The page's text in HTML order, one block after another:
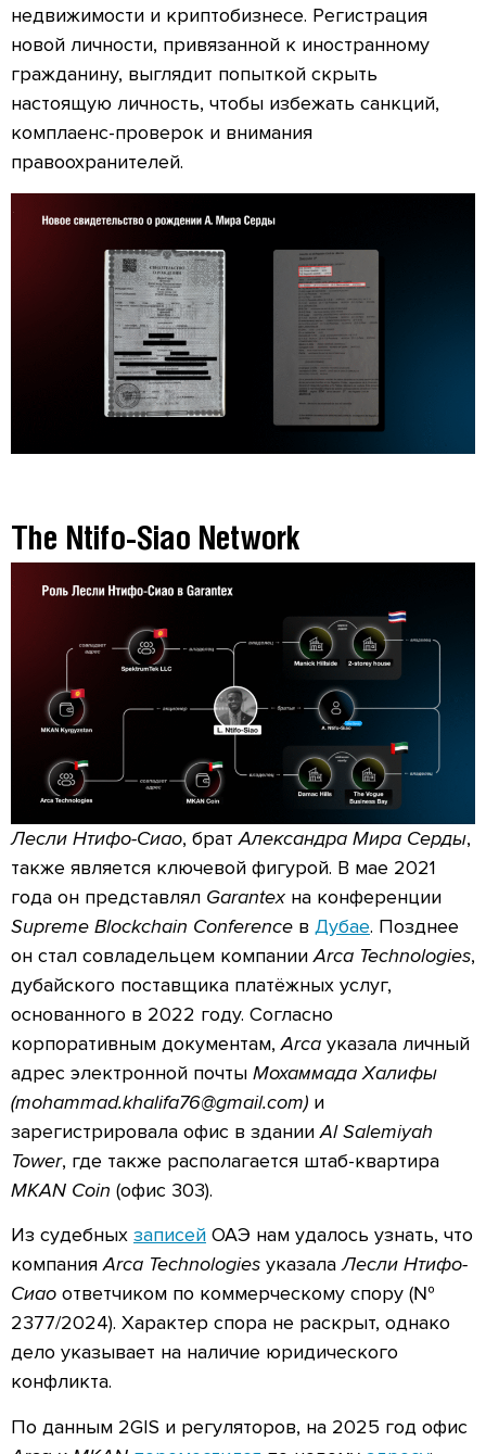
недвижимости и криптобизнесе. Регистрация
новой личности, привязанной к иностранному
гражданину, выглядит попыткой скрыть
настоящую личность, чтобы избежать санкций,
комплаенс-проверок и внимания
правоохранителей.
The Ntifo-Siao Network
Лесли Нтифо-Сиао, братАлександра Мира Серды,
также является ключевой фигурой. В мае 2021
года он представлял Garantex на конференции
Supreme Blockchain Conference в Дубае. Позднее
он стал совладельцем компанииArca Technologies,
дубайского поставщика платёжных услуг,
основанного в 2022 году. Согласно
корпоративным документам,Arca указала личный
адрес электронной почты Мохаммада Халифы
(mohammad.khalifa76@gmail.com) и
зарегистрировала офис в зданииAl Salemiyah
Tower, где также располагается штаб-квартира
MKAN Coin (офис 303).
Из судебных записей ОАЭ нам удалось узнать, что
компанияArca Technologies указалаЛесли Нтифо-
Сиао ответчиком по коммерческому спору (№
2377/2024). Характер спора не раскрыт, однако
дело указывает на наличие юридического
конфликта.
По данным 2GIS и регуляторов, на 2025 год офис